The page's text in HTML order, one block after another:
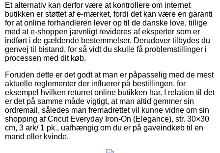
Et alternativ kan derfor være at kontrollere om internet
butikken er støttet af e-mærket, fordi det kan være en garanti
for at online forhandleren lever op til de danske love, tillige
med at e-shoppen jævnligt revideres af eksperter som er
indført i de gældende bestemmelser. Derudover tilbydes du
genvej til bistand, for så vidt du skulle få problemstillinger i
processen med dit køb.
Foruden dette er det godt at man er påpasselig med de mest
aktuelle reglementer der influerer på bestillingen, for
eksempel hvilken returret online butikken har. I relation til det
er det på samme måde vigtigt, at man altid gemmer sin
ordremail, således man fremadrettet vil kunne vidne om sin
shopping af Cricut Everyday Iron-On (Elegance), str. 30×30
cm, 3 ark/ 1 pk., uafhængig om du er på gaveindkøb til en
mand eller kvinde.